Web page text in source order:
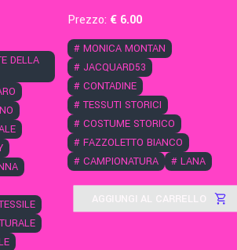
DELLA
Prezzo: € 6.00
# MONICA MONTAN
# JACQUARD53
# CONTADINE
# TESSUTI STORICI
# COSTUME STORICO
# FAZZOLETTO BIANCO
# CAMPIONATURA # LANA
AGGIUNGI AL CARRELLO